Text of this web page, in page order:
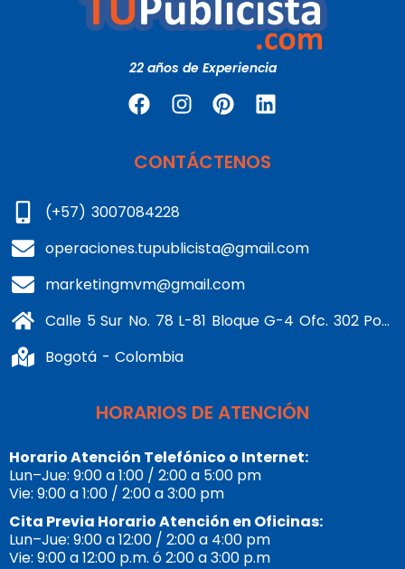
22 años de Experiencia
CONTÁCTENOS
(+57) 3007084228
operaciones.tupublicista@gmail.com
marketingmvm@gmail.com
Calle 5 Sur No. 78 L-81 Bloque G-4 Ofc. 302 Portería 1 Banderas - Kennedy
Bogotá - Colombia
HORARIOS DE ATENCIÓN
Horario Atención Telefónico o Internet:
Lun–Jue: 9:00 a 1:00 / 2:00 a 5:00 pm
Vie: 9:00 a 1:00 / 2:00 a 3:00 pm
Cita Previa Horario Atención en Oficinas:
Lun–Jue: 9:00 a 12:00 / 2:00 a 4:00 pm
Vie: 9:00 a 12:00 p.m. ó 2:00 a 3:00 p.m